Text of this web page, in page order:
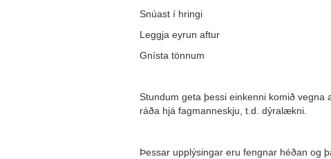
Snúast í hringi
Leggja eyrun aftur
Gnísta tönnum
Stundum geta þessi einkenni komið
ráða hjá fagmanneskju, t.d. dýralækni.
Þessar upplýsingar eru fengnar héðan og